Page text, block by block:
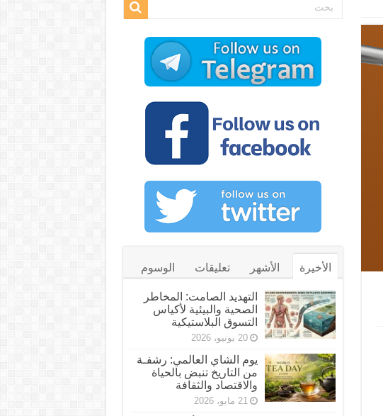
الأخيرة الأشهر تعليقات الوسوم
التهديد الصامت: المخاطر
الصحية والبيئية لأكياس
التسوق البلاستيكية
20 يونيو، 2026
يوم الشاي العالمي: رشفـة
من التاريخ تنبض بالحياة
والاقتصاد والثقافة
21 مايو، 2026